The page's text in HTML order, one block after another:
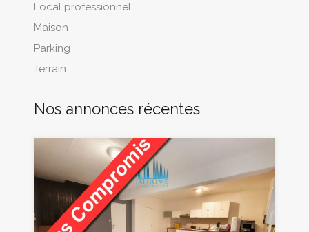
Local professionnel
Maison
Parking
Terrain
Nos annonces récentes